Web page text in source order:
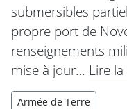
submersibles
propre port de
renseignements
mise à jour… Lire
Armée de Terre